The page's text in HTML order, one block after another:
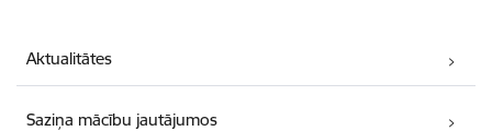
Aktualitātes
Saziņa mācību jautājumos